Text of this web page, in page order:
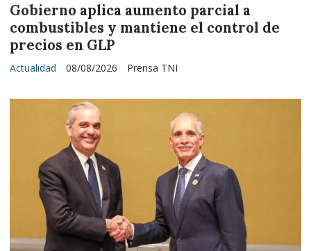
Gobierno aplica aumento parcial a
combustibles y mantiene el control de
precios en GLP
Prensa TNI
Actualidad 08/08/2026